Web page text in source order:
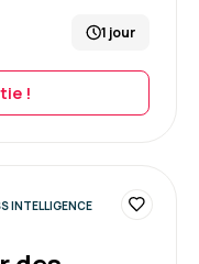
3
de support de
pas
à
pas tous
1 jour
!
INTELLIGENCE